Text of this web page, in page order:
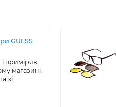
GUESS
і приміряв
магазині
зі